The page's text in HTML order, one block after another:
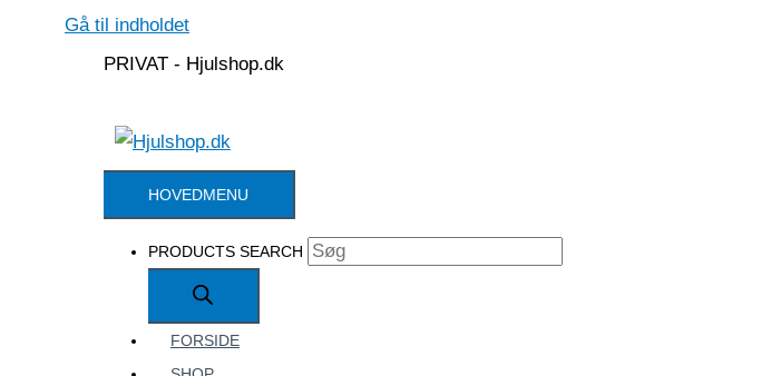
Gå til indholdet
PRIVAT - Hjulshop.dk
HOVEDMENU
PRODUCTS SEARCH
FORSIDE